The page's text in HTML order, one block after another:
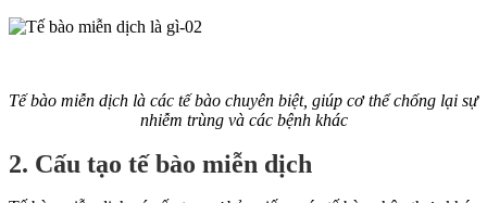
Tế bào miễn dịch là các tế bào chuyên biệt, giúp cơ thể chống lại sự
nhiễm trùng và các bệnh khác
2. Cấu tạo tế bào miễn dịch